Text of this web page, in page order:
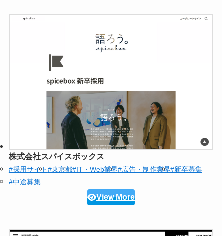
株式会社スパイスボックス
#採用サイト#東京都#IT・Web業界#広告・制作業界#新卒募集
#中途募集
View More